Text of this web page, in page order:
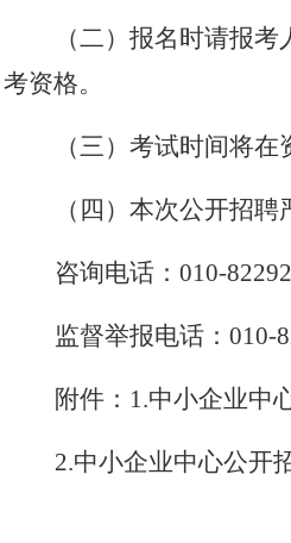
（二）报名时请报
考资格。
（三）考试时间将
（四）本次公开招
咨询电话：010-
监督举报电话：010-
附件：1.中小企业中
2.中小企业中心公开